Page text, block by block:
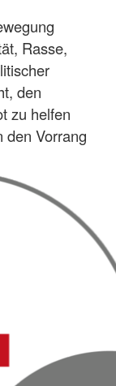
Rasse,
den
zu helfen
den Vorrang